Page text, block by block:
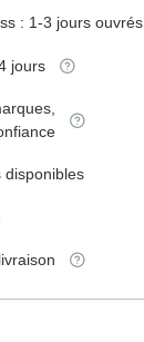
: 1-3 jours ouvrés
jours
disponibles